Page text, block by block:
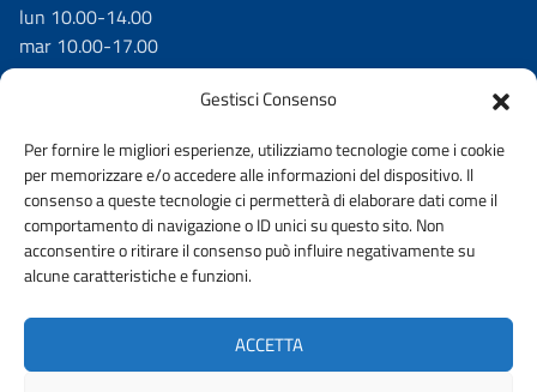
Gestisci Consenso
Per fornire le migliori esperienze, utilizziamo tecnologie come i cookie
per memorizzare e/o accedere alle informazioni del dispositivo. Il
consenso a queste tecnologie ci permetterà di elaborare dati come il
comportamento di navigazione o ID unici su questo sito. Non
acconsentire o ritirare il consenso può influire negativamente su
alcune caratteristiche e funzioni.
ACCETTA
lun 10.00-14.00
mar 10.00-17.00
mer 10.00-17.00
DICHIARAZIONE DI ACCESSIBILITÀ WHISTLEBLOWING
AMMINISTRAZIONE TRASPARENTE PRIVACY POLICY